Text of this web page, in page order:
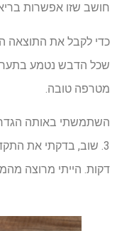
חושב שזו אפשרות
שכל הדבש נטמע
מטרפה טובה.
השתמשתי באותה
דקות. הייתי מרוצה